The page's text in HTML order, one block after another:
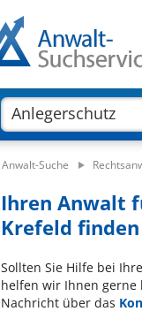
Anwalt-Suche
Ihren Anwalt
Krefeld
Sollten Sie Hilfe bei
helfen wir Ihnen gerne
Nachricht über das